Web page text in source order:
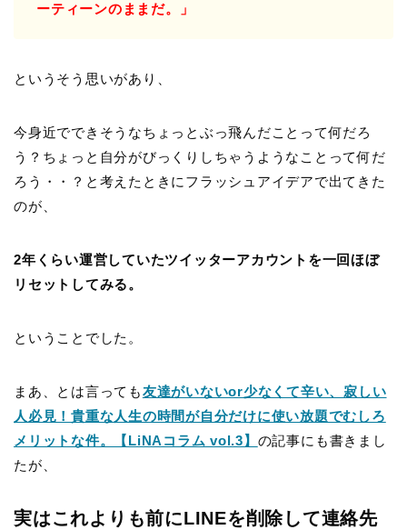
ーティーンのままだ。」
というそう思いがあり、
今身近でできそうなちょっとぶっ飛んだことって何だろ
う？ちょっと自分がびっくりしちゃうようなことって何だ
ろう・・？と考えたときにフラッシュアイデアで出てきた
のが、
2年くらい運営していたツイッターアカウントを一回ほぼ
リセットしてみる。
ということでした。
まあ、とは言っても友達がいないor少なくて辛い、寂しい
人必見！貴重な人生の時間が自分だけに使い放題でむしろ
メリットな件。【LiNAコラム vol.3】 の記事にも書きまし
たが、
実はこれよりも前にLINEを削除して連絡先